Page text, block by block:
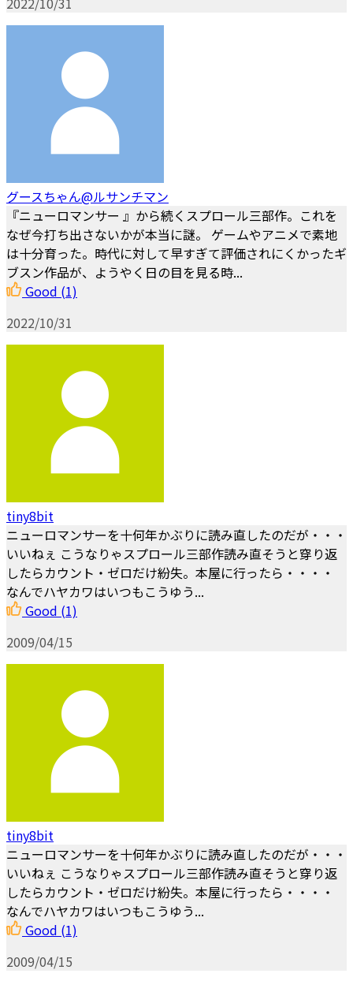
グースちゃん@ルサンチマン
『ニューロマンサー 』から続くスプロール三部作。これを
なぜ今打ち出さないかが本当に謎。 ゲームやアニメで素地
は十分育った。時代に対して早すぎて評価されにくかったギ
ブスン作品が、ようやく日の目を見る時...
Good (1)
2022/10/31
tiny8bit
ニューロマンサーを十何年かぶりに読み直したのだが・・・
いいねぇ こうなりゃスプロール三部作読み直そうと穿り返
したらカウント・ゼロだけ紛失。本屋に行ったら・・・・
なんでハヤカワはいつもこうゆう...
Good (1)
2009/04/15
tiny8bit
ニューロマンサーを十何年かぶりに読み直したのだが・・・
いいねぇ こうなりゃスプロール三部作読み直そうと穿り返
したらカウント・ゼロだけ紛失。本屋に行ったら・・・・
なんでハヤカワはいつもこうゆう...
Good (1)
2009/04/15